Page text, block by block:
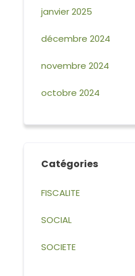
janvier 2025
décembre 2024
novembre 2024
octobre 2024
Catégories
FISCALITE
SOCIAL
SOCIETE